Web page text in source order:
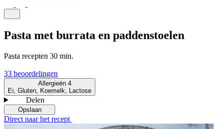
Pasta met burrata en paddenstoelen
Pasta recepten 30 min.
33 beoordelingen
Allergieën 4
Ei, Gluten, Koemelk, Lactose
Delen
Opslaan
Direct naar het recept